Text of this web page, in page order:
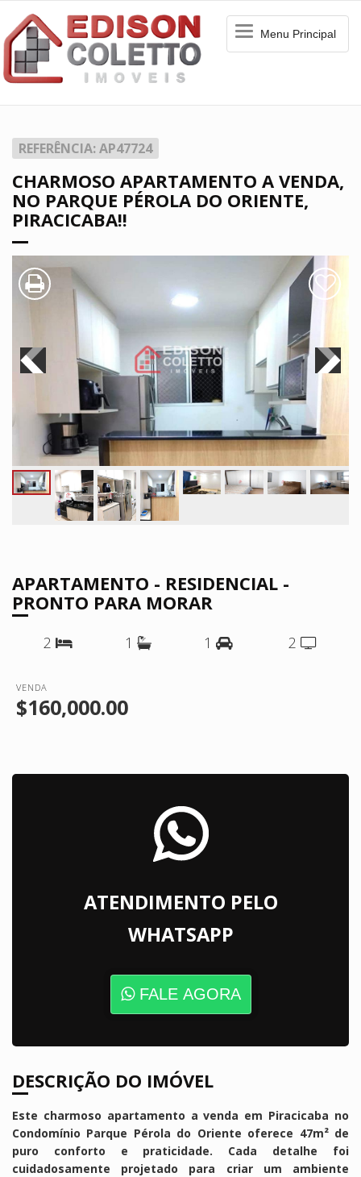
MenuMenu Principal
REFERÊNCIA: AP47724
CHARMOSO APARTAMENTO A VENDA,
NO PARQUE PÉROLA DO ORIENTE,
PIRACICABA!!
APARTAMENTO - RESIDENCIAL -
PRONTO PARA MORAR
2 1 1 2
VENDA
$160,000.00
ATENDIMENTO PELO
WHATSAPP
FALE AGORA
DESCRIÇÃO DO IMÓVEL
Este charmoso apartamento a venda em Piracicaba no
Condomínio Parque Pérola do Oriente oferece 47m² de
puro conforto e praticidade. Cada detalhe foi
cuidadosamente projetado para criar um ambiente